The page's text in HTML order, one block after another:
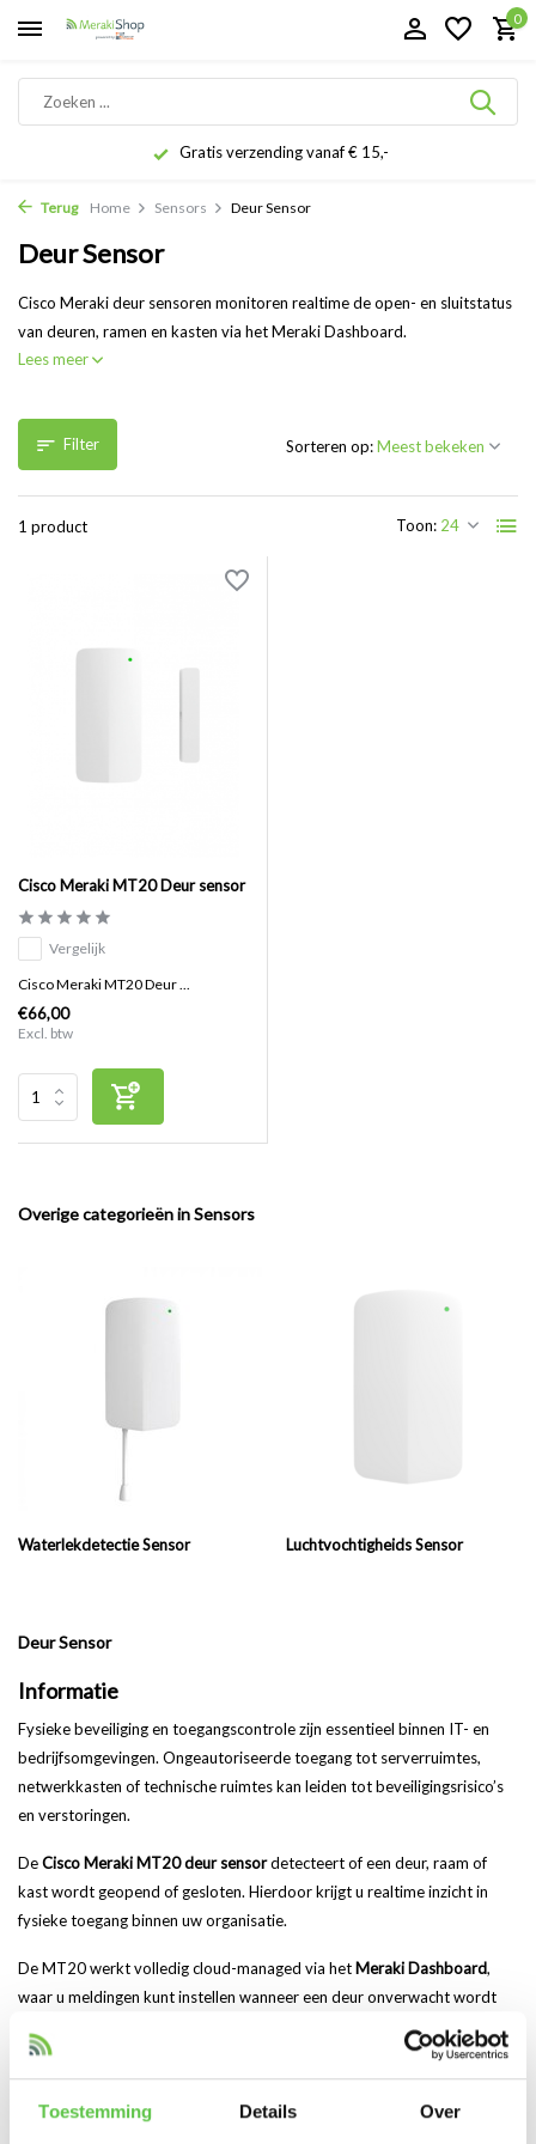
Toestemming Details Over
0
Gratis verzending vanaf € 15,-
Terug Home Sensors Deur Sensor
Deur Sensor
Cisco Meraki deur sensoren monitoren realtime de open- en sluitstatus
van deuren, ramen en kasten via het Meraki Dashboard.
Lees meer
Filter
1 product Toon:
Sorteren op:
Cisco Meraki MT20 Deur sensor
Vergelijk
Cisco Meraki MT20 Deur ...
€66,00
Excl. btw
Overige categorieën in Sensors
Waterlekdetectie Sensor Luchtvochtigheids Sensor
Deur Sensor
Informatie
Fysieke beveiliging en toegangscontrole zijn essentieel binnen IT- en
bedrijfsomgevingen. Ongeautoriseerde toegang tot serverruimtes,
netwerkkasten of technische ruimtes kan leiden tot beveiligingsrisico’s
en verstoringen.
DeCisco Meraki MT20 deur sensordetecteert of een deur, raam of
kast wordt geopend of gesloten. Hierdoor krijgt u realtime inzicht in
fysieke toegang binnen uw organisatie.
De MT20 werkt volledig cloud-managed via hetMeraki Dashboard,
waar u meldingen kunt instellen wanneer een deur onverwacht wordt